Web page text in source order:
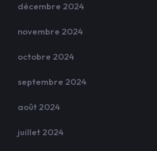
décembre 2024
novembre 2024
octobre 2024
septembre 2024
août 2024
juillet 2024